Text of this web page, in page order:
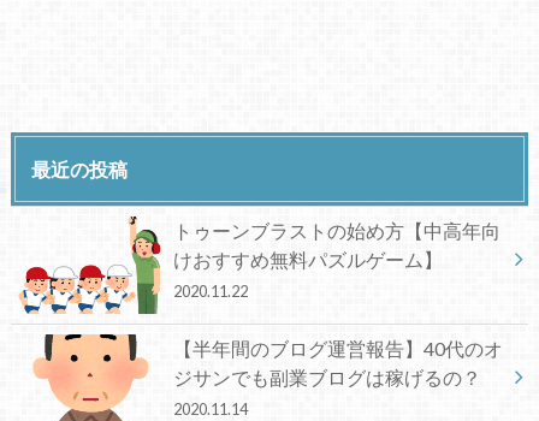
最近の投稿
トゥーンブラストの始め方【中高年向
けおすすめ無料パズルゲーム】
2020.11.22
【半年間のブログ運営報告】40代のオ
ジサンでも副業ブログは稼げるの？
2020.11.14